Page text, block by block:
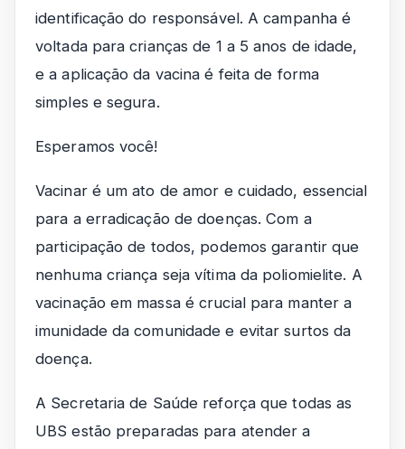
identificação do responsável. A campanha é
voltada para crianças de 1 a 5 anos de idade,
e a aplicação da vacina é feita de forma
simples e segura.
Esperamos você!
Vacinar é um ato de amor e cuidado, essencial
para a erradicação de doenças. Com a
participação de todos, podemos garantir que
nenhuma criança seja vítima da poliomielite. A
vacinação em massa é crucial para manter a
imunidade da comunidade e evitar surtos da
doença.
A Secretaria de Saúde reforça que todas as
UBS estão preparadas para atender a